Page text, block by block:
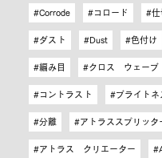
Corrode コロード 仕
ダスト Dust 色付け
編み目 クロス ウェーブ
コントラスト ブライトネ
分離 アトラススプリッタ
アトラス クリエーター